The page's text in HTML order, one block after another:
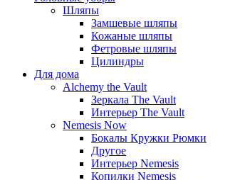
Шляпы
Замшевые шляпы
Кожаные шляпы
Фетровые шляпы
Цилиндры
Для дома
Alchemy the Vault
Зеркала The Vault
Интерьер The Vault
Nemesis Now
Бокалы Кружки Рюмки
Другое
Интерьер Nemesis
Копилки Nemesis